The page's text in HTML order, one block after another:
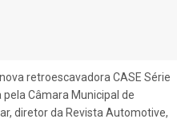
retroescavadora CASE Série
Câmara Municipal de
diretor da Revista Automotive,